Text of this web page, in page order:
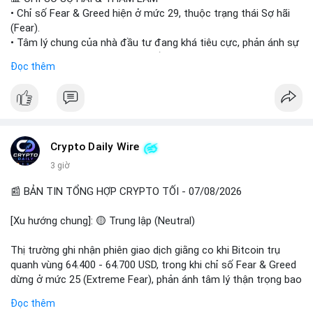
#vlikevn
• Chỉ số Fear & Greed hiện ở mức 29, thuộc trạng thái Sợ hãi
(Fear).
• Tâm lý chung của nhà đầu tư đang khá tiêu cực, phản ánh sự
• CoinGecko Trending: Plume (PLUME), Cash Cat (CASHCAT),
• LunarCrush Trending: Ethereum, Solana, Dogecoin, Polkadot,
Chainlink.
• Google Trends Việt Nam: Các chủ đề về bóng đá (Man Utd,
Viettel) và các từ khóa đời sống khác đang chiếm ưu thế.
💬 DÒNG CHẢY TIN TỨC & TRUYỀN THÔNG
năm tù đối với Sam Bankman-Fried (FTX).
• Tin tức vĩ mô: Cảnh báo về tình trạng stagflation (lạm phát
đình trệ) từ dữ liệu PMI của Mỹ; thu nhập của người Mỹ đang
• Tin tức Binance: Binance chuẩn bị nâng cấp dịch vụ giao dịch
Đọc thêm
Crypto Daily Wire
3 giờ
📰 BẢN TIN TỔNG HỢP CRYPTO TỐI - 07/08/2026
[Xu hướng chung]: 🟡 Trung lập (Neutral)
Thị trường ghi nhận phiên giao dịch giằng co khi Bitcoin trụ
quanh vùng 64.400 - 64.700 USD, trong khi chỉ số Fear & Greed
dừng ở mức 25 (Extreme Fear), phản ánh tâm lý thận trọng bao
Đọc thêm